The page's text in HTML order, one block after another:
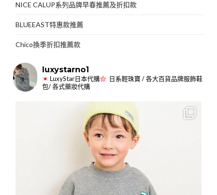
NICE CALUP系列品牌早春推薦及折扣款
BLUEEAST特惠款推薦
Chico換季折扣推薦款
luxystarno1
LuxyStar日本代購
日系輕珠寶 / 各大百貨品牌服飾鞋
包/ 各式藥妝代購